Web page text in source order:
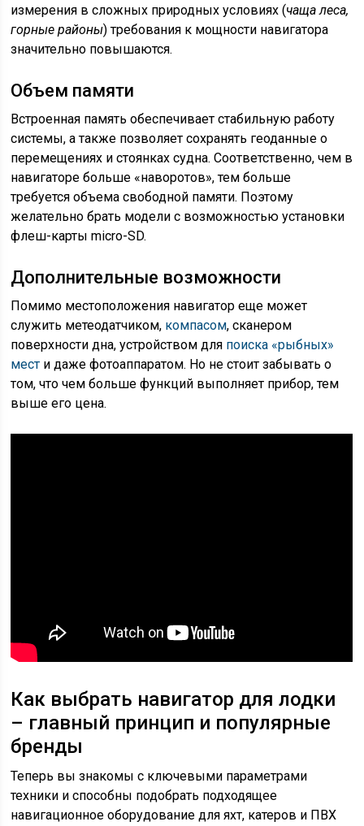
измерения в сложных природных условиях (чаща леса,
горные районы) требования к мощности навигатора
значительно повышаются.
Объем памяти
Встроенная память обеспечивает стабильную работу
системы, а также позволяет сохранять геоданные о
перемещениях и стоянках судна. Соответственно, чем в
навигаторе больше «наворотов», тем больше
требуется объема свободной памяти. Поэтому
желательно брать модели с возможностью установки
флеш-карты micro-SD.
Дополнительные возможности
Помимо местоположения навигатор еще может
служить метеодатчиком, компасом, сканером
поверхности дна, устройством для поиска «рыбных»
мест и даже фотоаппаратом. Но не стоит забывать о
том, что чем больше функций выполняет прибор, тем
выше его цена.
Как выбрать навигатор для лодки
– главный принцип и популярные
бренды
Теперь вы знакомы с ключевыми параметрами
техники и способны подобрать подходящее
навигационное оборудование для яхт, катеров и ПВХ